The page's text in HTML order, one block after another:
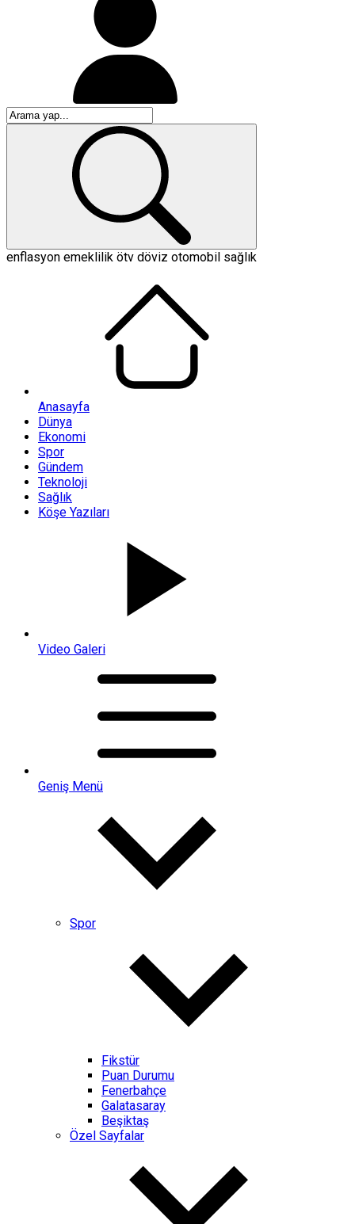
enflasyon emeklilik ötv döviz otomobil sağlık
Anasayfa
Dünya
Ekonomi
Spor
Gündem
Teknoloji
Sağlık
Köşe Yazıları
Video Galeri
Geniş Menü
Spor
Fikstür
Puan Durumu
Fenerbahçe
Galatasaray
Beşiktaş
Özel Sayfalar